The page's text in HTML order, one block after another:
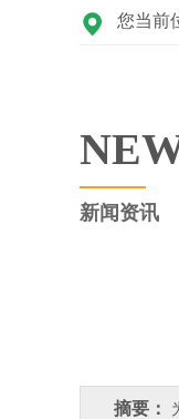
您当前
新闻资讯
摘要：